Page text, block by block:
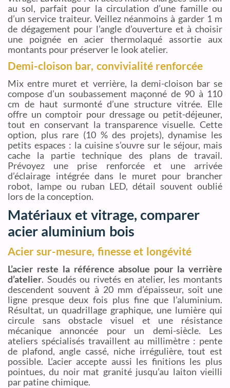
au sol, parfait pour la circulation d’une famille ou
d’un service traiteur. Veillez néanmoins à garder 1 m
de dégagement pour l’angle d’ouverture et à choisir
une poignée en acier thermolaqué assortie aux
montants pour préserver le look atelier.
Demi-cloison bar, convivialité renforcée
Mix entre muret et verrière, la demi-cloison bar se
compose d’un soubassement maçonné de 90 à 110
cm de haut surmonté d’une structure vitrée. Elle
offre un comptoir pour dressage ou petit-déjeuner,
tout en conservant la transparence visuelle. Cette
option, plus rare (10 % des projets), dynamise les
petits espaces : la cuisine s’ouvre sur le séjour, mais
cache la partie technique des plans de travail.
Prévoyez une prise renforcée et une arrivée
d’éclairage intégrée dans le muret pour brancher
robot, lampe ou ruban LED, détail souvent oublié
lors de la conception.
Matériaux et vitrage, comparer
acier aluminium bois
Acier sur-mesure, finesse et longévité
L’acier reste la référence absolue pour la verrière
d’atelier. Soudés ou rivetés en atelier, les montants
descendent souvent à 20 mm d’épaisseur, soit une
ligne presque deux fois plus fine que l’aluminium.
Résultat, un quadrillage graphique, une lumière qui
circule sans obstacle visuel et une résistance
mécanique annoncée pour un demi-siècle. Les
ateliers spécialisés travaillent au millimètre : pente
de plafond, angle cassé, niche irrégulière, tout est
possible. L’acier accepte aussi les finitions les plus
pointues, du noir mat granité jusqu’au laiton vieilli
par patine chimique.